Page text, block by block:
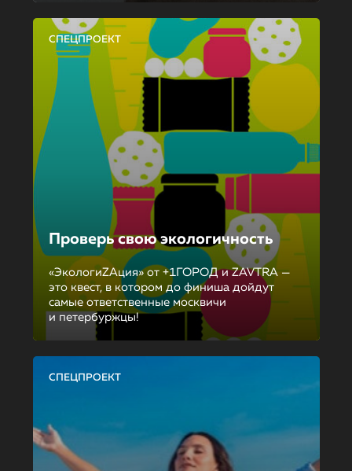
СПЕЦПРОЕКТ
Проверь свою экологичность
«ЭкологиZAция» от +1ГОРОД и ZAVTRA —
это квест, в котором до финиша дойдут
самые ответственные москвичи
и петербуржцы!
СПЕЦПРОЕКТ